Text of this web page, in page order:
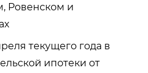
Ровенском и
текущего года в
ипотеки от